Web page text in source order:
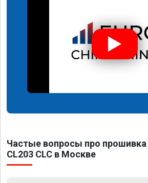
Частые вопросы про прошивка
CL203 CLC в Москве